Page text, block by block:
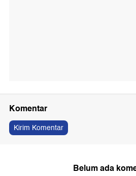
Komentar
Kirim Komentar
Belum ada